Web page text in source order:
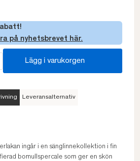
på nyhetsbrevet här.
Lägg i varukorgen
Leveransalternativ
ingår i en sänglinnekollektion i fin
bomullspercale som ger en skön